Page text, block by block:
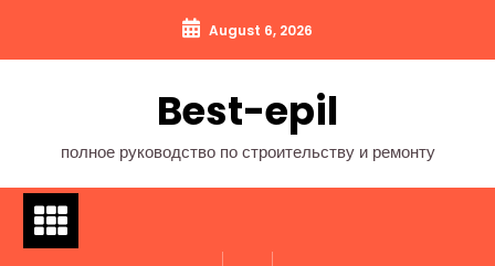
содержимому
August 6, 2026
Best-epil
полное руководство по строительству и ремонту